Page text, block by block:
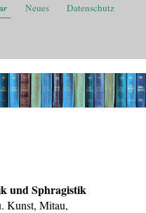
Neues Datenschutz
und Sphragistik
Kunst, Mitau,